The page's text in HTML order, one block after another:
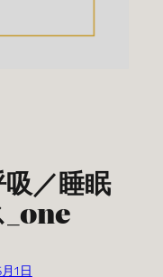
／睡眠
_one
1日